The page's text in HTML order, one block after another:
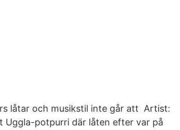
låtar och musikstil inte går att Artist:
Uggla-potpurri där låten efter var på